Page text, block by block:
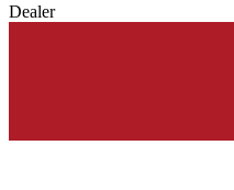
Dealer